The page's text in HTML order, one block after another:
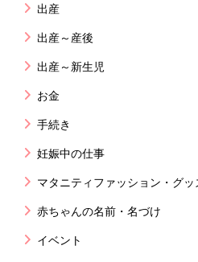
出産
出産～産後
出産～新生児
お金
手続き
妊娠中の仕事
マタニティファッション・グッ
赤ちゃんの名前・名づけ
イベント